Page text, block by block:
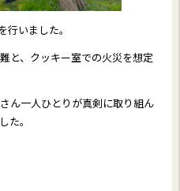
いました。
と、クッキー室での火災を想定
ん一人ひとりが真剣に取り組ん
た。